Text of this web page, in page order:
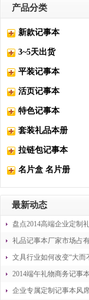
产品分类
新款记事本
3~5天出货
平装记事本
活页记事本
特色记事本
套装礼品本册
拉链包记事本
名片盒 名片册
最新动态
盘点2014高端企业定制
礼品记事本厂家市场占
文具行业如何改变“大而
2014端午礼物商务记事
企业专属定制记事本风